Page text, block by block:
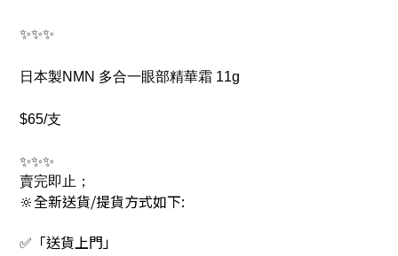
✨✨✨
日本製NMN 多合一眼部精華霜 11g
$65/支
✨✨✨
賣完即止 ；
🔆全新送貨/提貨方式如下:
✅「送貨上門」